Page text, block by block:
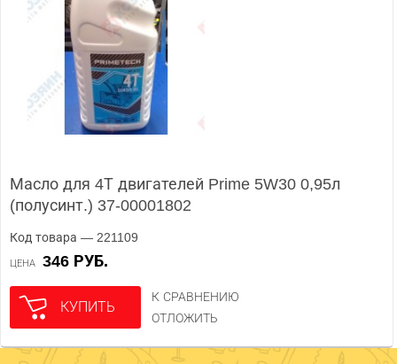
Масло для 4Т двигателей Prime 5W30 0,95л
(полусинт.) 37-00001802
Код товара — 221109
ЦЕНА 346 РУБ.
КУПИТЬ
К СРАВНЕНИЮ
ОТЛОЖИТЬ